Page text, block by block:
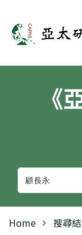
亞太研
《
Home 搜尋